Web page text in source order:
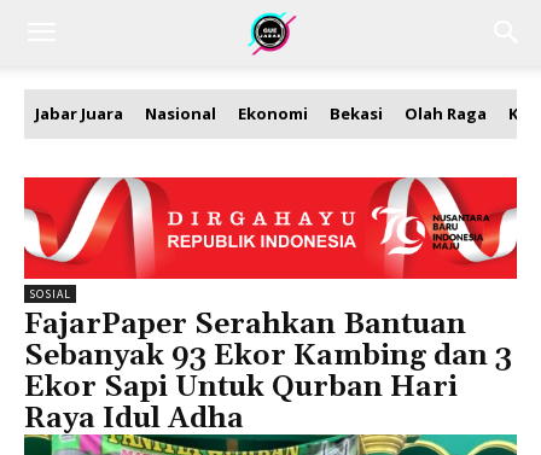
Jabar Juara Nasional Ekonomi Bekasi Olah Raga
SOSIAL
FajarPaper Serahkan Bantuan
Sebanyak 93 Ekor Kambing dan 3
Ekor Sapi Untuk Qurban Hari
Raya Idul Adha